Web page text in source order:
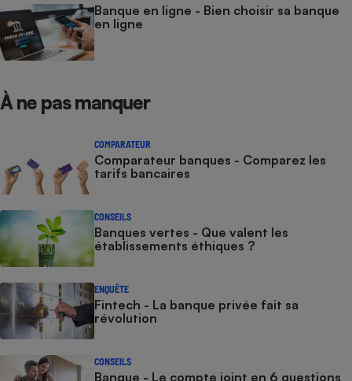
Banque en ligne - Bien choisir sa banque
en ligne
À ne pas manquer
COMPARATEUR
Comparateur banques - Comparez les
tarifs bancaires
CONSEILS
Banques vertes - Que valent les
établissements éthiques ?
ENQUÊTE
Fintech - La banque privée fait sa
révolution
CONSEILS
Banque - Le compte joint en 6 questions